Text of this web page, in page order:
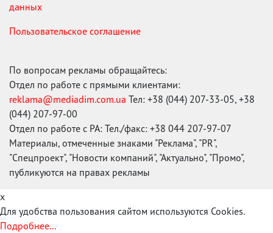
данных
Пользовательское соглашение
По вопросам рекламы обращайтесь:
Отдел по работе с прямыми клиентами:
reklama@mediadim.com.ua Тел: +38 (044) 207-33-05, +38
(044) 207-97-00
Отдел по работе с РА: Тел./факс: +38 044 207-97-07
Материалы, отмеченные знаками "Реклама", "PR",
"Спецпроект", "Новости компаний", "Актуально", "Промо",
публикуются на правах рекламы
x
Для удобства пользования сайтом используются Cookies.
Подробнее...